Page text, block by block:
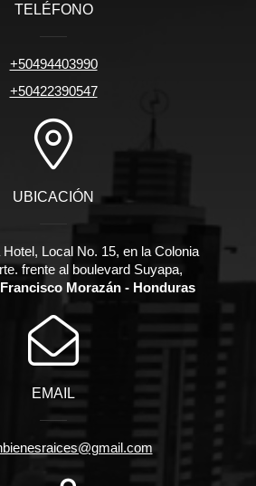
TELÉFONO
+50494403990
+50422390547
UBICACIÓN
Local No. 15, en la Colonia
frente al boulevard Suyapa,
Morazán - Honduras
EMAIL